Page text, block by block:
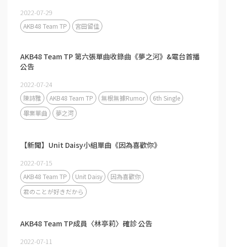
2022-07-29
AKB48 Team TP 宮田留佳
AKB48 Team TP 第六張單曲收錄曲《夢之河》&電台首播
公告
2022-07-24
陳詩雅 AKB48 Team TP 無根無據Rumor
6th Single
畢業單曲
夢之河
【新聞】Unit Daisy小組單曲《因為喜歡你》
2022-07-15
AKB48 Team TP Unit Daisy
因為喜歡你
君のことが好きだから
AKB48 Team TP成員〈林亭莉〉確診 公告
2022-07-11